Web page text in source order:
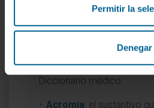
Permitir la
Denegar
diccionario
Si desea profundizar en
asociados al adjetivo
consultar las siguientes
Diccionario médico:
Acromia: el sustantivo